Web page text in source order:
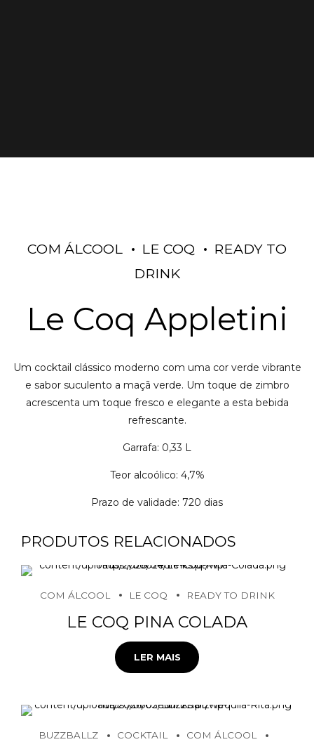
COM ÁLCOOL LE COQ
READY TO
DRINK
Le Coq Appletini
Um cocktail clássico moderno com uma cor verde vibrante
e sabor suculento a maçã verde. Um toque de zimbro
acrescenta um toque fresco e elegante a esta bebida
refrescante.
Garrafa: 0,33 L
Teor alcoólico: 4,7%
Prazo de validade: 720 dias
PRODUTOS RELACIONADOS
COM ÁLCOOL LE COQ READY TO DRINK
LE COQ PINA COLADA
LER MAIS
BUZZBALLZ COCKTAIL
COM ÁLCOOL